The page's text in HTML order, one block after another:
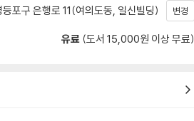
포구 은행로 11(여의도동, 일신빌딩) 변경
유료 (도서 15,000원 이상 무료)